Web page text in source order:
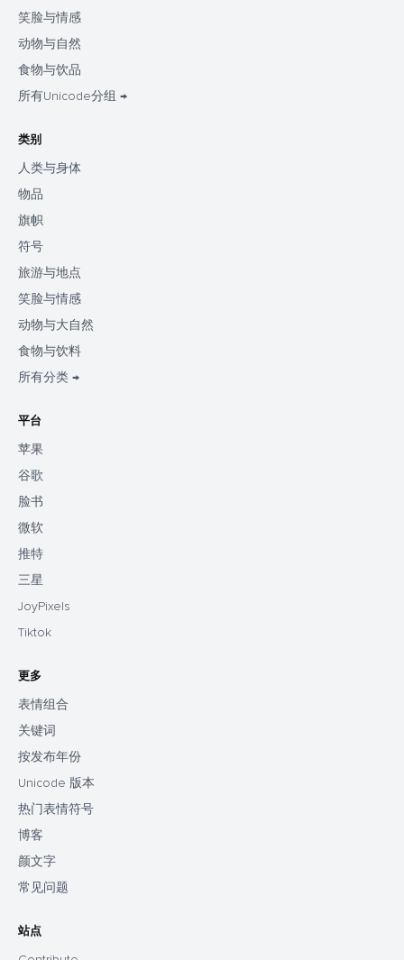
笑脸与情感
动物与自然
食物与饮品
所有Unicode分组 →
类别
人类与身体
物品
旗帜
符号
旅游与地点
笑脸与情感
动物与大自然
食物与饮料
所有分类 →
平台
苹果
谷歌
脸书
微软
推特
三星
JoyPixels
Tiktok
更多
表情组合
关键词
按发布年份
Unicode 版本
热门表情符号
博客
颜文字
常见问题
站点